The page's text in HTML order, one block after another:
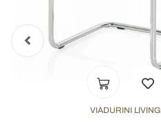
VIADURINI LIVING